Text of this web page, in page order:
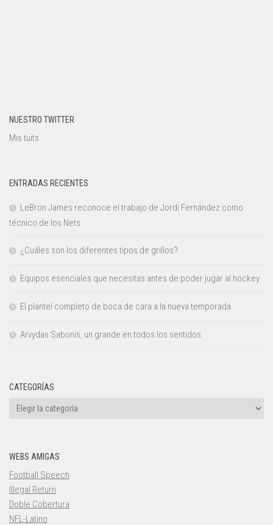
NUESTRO TWITTER
Mis tuits
ENTRADAS RECIENTES
LeBron James reconoce el trabajo de Jordi Fernández como
técnico de los Nets.
¿Cuáles son los diferentes tipos de grillos?
Equipos esenciales que necesitas antes de poder jugar al hockey
El plantel completo de boca de cara a la nueva temporada
Arvydas Sabonis, un grande en todos los sentidos
CATEGORÍAS
Categorías
WEBS AMIGAS
Football Speech
Illegal Return
Doble Cobertura
NFL-Latino